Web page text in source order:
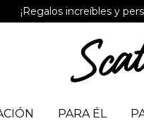
¡Regalos increíbles y
PARA ÉL